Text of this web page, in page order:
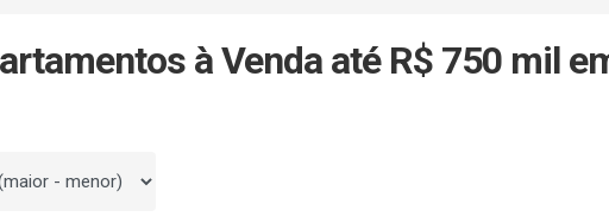
à Venda até R$ 750 mil